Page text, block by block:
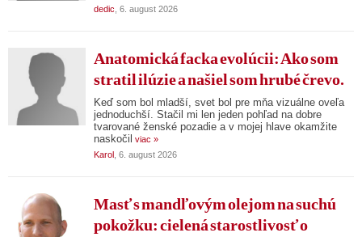
dedic , 6. august 2026
Anatomická facka evolúcii: Ako som
stratil ilúzie a našiel som hrubé črevo.
Keď som bol mladší, svet bol pre mňa vizuálne oveľa
jednoduchší. Stačil mi len jeden pohľad na dobre
tvarované ženské pozadie a v mojej hlave okamžite
naskočil viac »
Karol , 6. august 2026
Masť s mandľovým olejom na suchú
pokožku: cielená starostlivosť o